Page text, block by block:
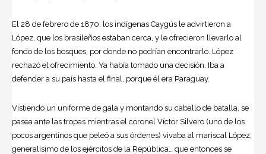
El 28 de febrero de 1870, los indígenas Caygús le advirtieron a
López, que los brasileños estaban cerca, y le ofrecieron llevarlo al
fondo de los bosques, por donde no podrían encontrarlo. López
rechazó el ofrecimiento. Ya había tomado una decisión. Iba a
defender a su país hasta el final, porque él era Paraguay.
Vistiendo un uniforme de gala y montando su caballo de batalla, se
pasea ante las tropas mientras el coronel Víctor Silvero (uno de los
pocos argentinos que peleó a sus órdenes) vivaba al mariscal López,
generalísimo de los ejércitos de la República… que entonces se